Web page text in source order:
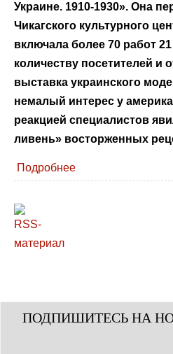
Украине. 1910-1930». Она
Чикагского культурного
включала более 70 работ
количеству посетителей и
выставка украинского
немалый интерес у
реакцией специалистов
ливень» восторженных
Подробнее
ПОДПИШИТЕСЬ НА